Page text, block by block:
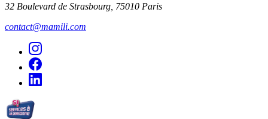
32 Boulevard de Strasbourg, 75010 Paris
contact@mamili.com